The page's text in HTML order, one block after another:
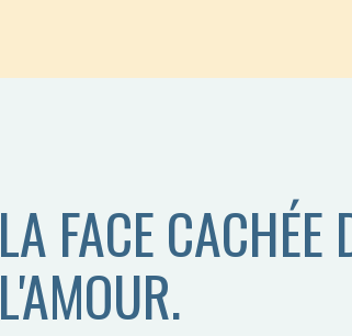
LA FACE CACHÉE
L'AMOUR.